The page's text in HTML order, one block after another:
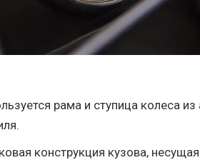
рама и ступица колеса
конструкция кузова,